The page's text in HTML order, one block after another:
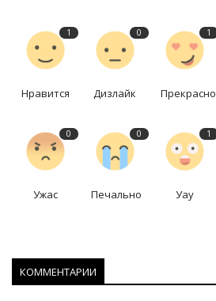
1
Нравится
0
Дизлайк
1
Прекрасно
0
Ужас
0
Печально
1
Уау
КОММЕНТАРИИ